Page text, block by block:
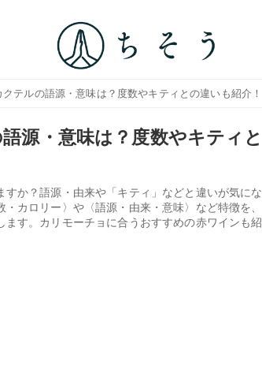
テルの語源・意味は？度数やキティとの違いも紹介！
源・意味は？度数やキティと
か？語源・由来や「キティ」などと違いが気にな
カロリー〉や〈語源・由来・意味〉など特徴を、
す。カリモーチョに合うおすすめの赤ワインも紹